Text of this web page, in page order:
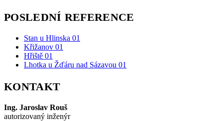
POSLEDNÍ REFERENCE
Stan u Hlinska 01
Křižanov 01
Hřiště 01
Lhotka u Žďáru nad Sázavou 01
KONTAKT
Ing. Jaroslav Rouš
autorizovaný inženýr